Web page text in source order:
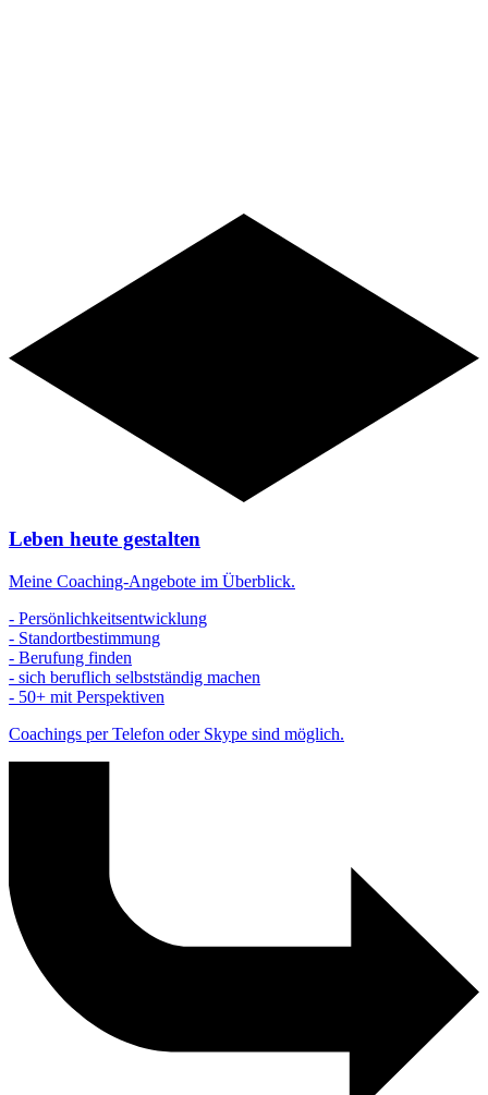
Leben heute gestalten
Meine Coaching-Angebote im Überblick.
- Persönlichkeitsentwicklung
- Standortbestimmung
- Berufung finden
- sich beruflich selbstständig machen
- 50+ mit Perspektiven
Coachings per Telefon oder Skype sind möglich.